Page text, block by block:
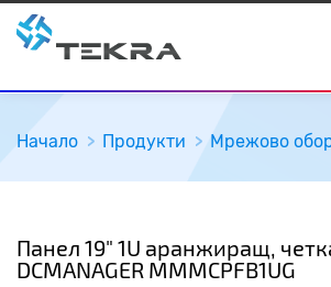
Начало Продукти Мрежово
Панел 19" 1U аранжиращ,
DCMANAGER MMMCPFB1UG